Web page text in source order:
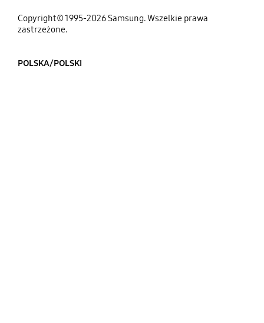
Copyright© 1995-2026 Samsung. Wszelkie prawa
zastrzeżone.
POLSKA/POLSKI